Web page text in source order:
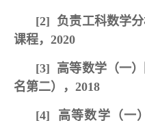
[2] 负责工科数学
课程，2020
[3] 高等数学（一
名第二），2018
[4] 高等数学（一